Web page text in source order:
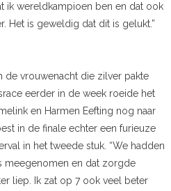
ik wereldkampioen ben en dat ook
Het is geweldig dat dit is gelukt.”
de vrouwenacht die zilver pakte
eerder in de week roeide het
en Harmen Eefting nog naar
in de finale echter een furieuze
in het tweede stuk. “We hadden
meegenomen en dat zorgde
liep. Ik zat op 7 ook veel beter